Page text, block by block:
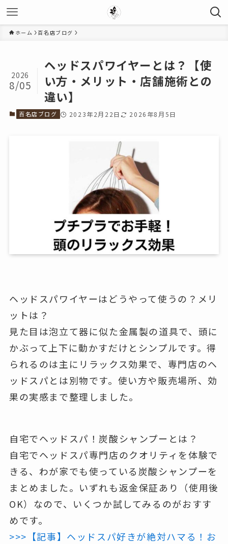
ホーム 百名店ブログ
ヘッドスパワイヤーとは？【使
い方・メリット・店舗施術との
違い】
2026
8/05
百名店ブログ 2023年2月22日 2026年8月5日
ヘッドスパワイヤーはどうやって使うの？メリ
ットは？
見た目は泡立て器に似た金属製の道具で、頭に
かぶって上下に動かすだけとシンプルです。得
られるのは主にリラックス効果で、専門店のヘ
ッドスパとは別物です。使い方や販売場所、効
果の実感まで整理しました。
自宅でヘッドスパ！炭酸シャンプーとは？
自宅でヘッドスパ専門店のクオリティを体験で
きる、わが家でも使っている炭酸シャンプーを
まとめました。いずれも返金保証あり（使用後
OK） なので、いくつか試してみるのがおすす
めです。
>>>【記事】ヘッドスパ好きが絶対ハマる！お